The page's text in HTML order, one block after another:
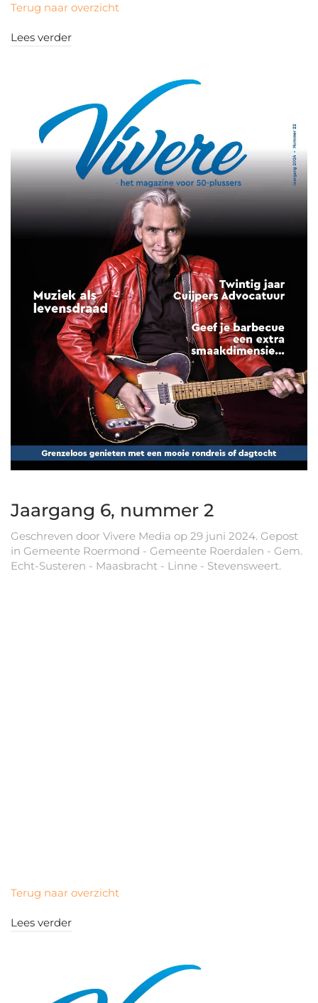
Terug naar overzicht
Lees verder
Jaargang 6, nummer 2
Geschreven door Vivere Media op 29 juni 2024. Gepost
in Gemeente Roermond - Gemeente Roerdalen - Gem.
Echt-Susteren - Maasbracht - Linne - Stevensweert.
Terug naar overzicht
Lees verder